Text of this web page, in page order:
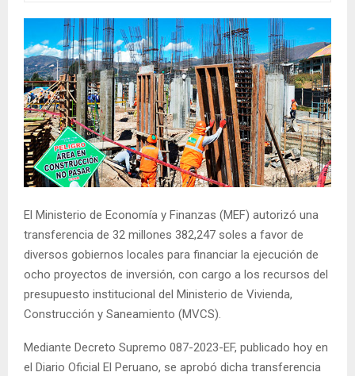
El Ministerio de Economía y Finanzas (MEF) autorizó una
transferencia de 32 millones 382,247 soles a favor de
diversos gobiernos locales para financiar la ejecución de
ocho proyectos de inversión, con cargo a los recursos del
presupuesto institucional del Ministerio de Vivienda,
Construcción y Saneamiento (MVCS).
Mediante Decreto Supremo 087-2023-EF, publicado hoy en
el Diario Oficial El Peruano, se aprobó dicha transferencia